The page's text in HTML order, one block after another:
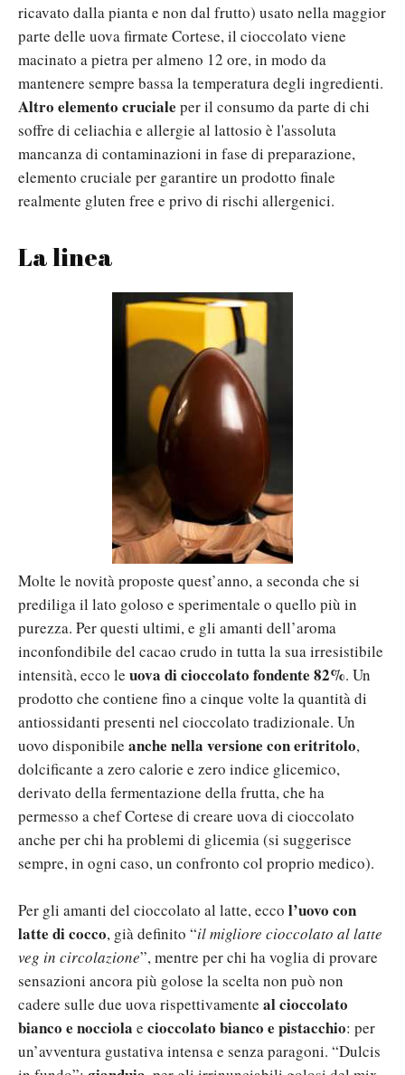
ricavato dalla pianta e non dal frutto) usato nella maggior
parte delle uova firmate Cortese, il cioccolato viene
macinato a pietra per almeno 12 ore, in modo da
mantenere sempre bassa la temperatura degli ingredienti.
Altro elemento cruciale per il consumo da parte di chi
soffre di celiachia e allergie al lattosio è l'assoluta
mancanza di contaminazioni in fase di preparazione,
elemento cruciale per garantire un prodotto finale
realmente gluten free e privo di rischi allergenici.
La linea
Molte le novità proposte quest’anno, a seconda che si
prediliga il lato goloso e sperimentale o quello più in
purezza. Per questi ultimi, e gli amanti dell’aroma
inconfondibile del cacao crudo in tutta la sua irresistibile
intensità, ecco le uova di cioccolato fondente 82%. Un
prodotto che contiene fino a cinque volte la quantità di
antiossidanti presenti nel cioccolato tradizionale. Un
uovo disponibile anche nella versione con eritritolo,
dolcificante a zero calorie e zero indice glicemico,
derivato della fermentazione della frutta, che ha
permesso a chef Cortese di creare uova di cioccolato
anche per chi ha problemi di glicemia (si suggerisce
sempre, in ogni caso, un confronto col proprio medico).
Per gli amanti del cioccolato al latte, ecco l’uovo con
latte di cocco, già definito “il migliore cioccolato al latte
veg in circolazione”, mentre per chi ha voglia di provare
sensazioni ancora più golose la scelta non può non
cadere sulle due uova rispettivamente al cioccolato
bianco e nocciola e cioccolato bianco e pistacchio: per
un’avventura gustativa intensa e senza paragoni. “Dulcis